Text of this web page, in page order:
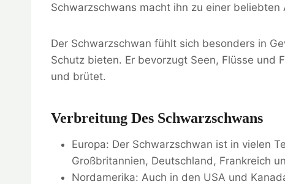
Schwarzschwans macht ihn zu einer beliebten
Der Schwarzschwan fühlt sich besonders in
Schutz bieten. Er bevorzugt Seen, Flüsse und
und brütet.
Verbreitung Des Schwarzschwans
Europa: Der Schwarzschwan ist in vielen
Großbritannien, Deutschland, Frankreich
Nordamerika: Auch in den USA und